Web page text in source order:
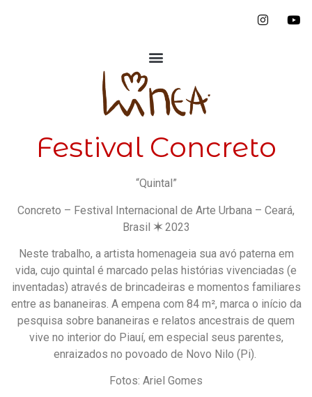
Festival Concreto
“Quintal”
Concreto – Festival Internacional de Arte Urbana – Ceará,
Brasil ✶ 2023
Neste trabalho, a artista homenageia sua avó paterna em
vida, cujo quintal é marcado pelas histórias vivenciadas (e
inventadas) através de brincadeiras e momentos familiares
entre as bananeiras. A empena com 84 m², marca o início da
pesquisa sobre bananeiras e relatos ancestrais de quem
vive no interior do Piauí, em especial seus parentes,
enraizados no povoado de Novo Nilo (Pi).
Fotos: Ariel Gomes